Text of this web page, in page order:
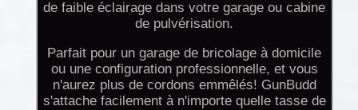
de faible éclairage dans votre garage ou cabine
de pulvérisation.
Parfait pour un garage de bricolage à domicile
ou une configuration professionnelle, et vous
n'aurez plus de cordons emmêlés! GunBudd
s'attache facilement à n'importe quelle tasse de